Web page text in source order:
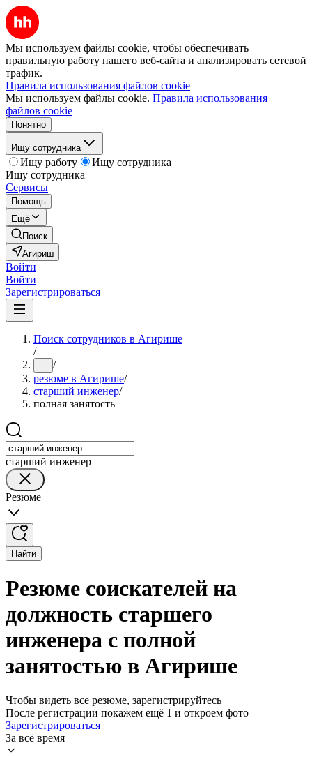
Мы используем файлы cookie, чтобы обеспечивать
правильную работу нашего веб-сайта и анализировать сетевой
трафик.
Правила использования файлов cookie
Мы используем файлы cookie. Правила использования
файлов cookie
Понятно
Ищу сотрудника
Ищу работу
Ищу сотрудника
Ищу сотрудника
Сервисы
Помощь
Ещё
Поиск
Агириш
Войти
Войти
Зарегистрироваться
Поиск сотрудников в Агирише
/
... /
резюме в Агирише/
старший инженер/
полная занятость
старший инженер
Резюме
Найти
Резюме соискателей на
должность старшего
инженера с полной
занятостью в Агирише
Чтобы видеть все резюме, зарегистрируйтесь
После регистрации покажем ещё 1 и откроем фото
Зарегистрироваться
За всё время